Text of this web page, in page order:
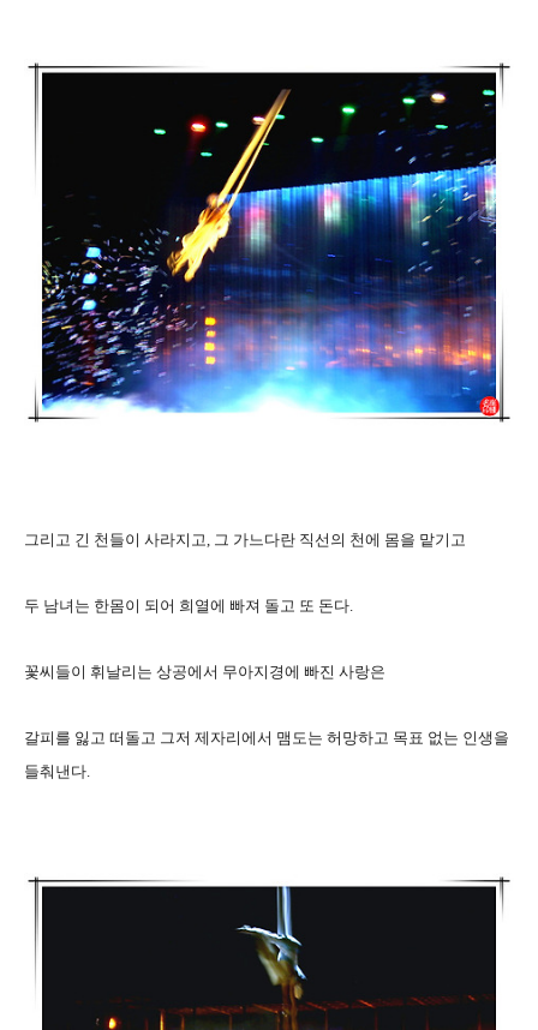
그리고 긴 천들이 사라지고, 그 가느다란 직선의 천에 몸을 맡기고
두 남녀는 한몸이 되어 희열에 빠져 돌고 또 돈다.
꽃씨들이 휘날리는 상공에서 무아지경에 빠진 사랑은
갈피를 잃고 떠돌고 그저 제자리에서 맴도는 허망하고 목표 없는 인생을
들춰낸다.